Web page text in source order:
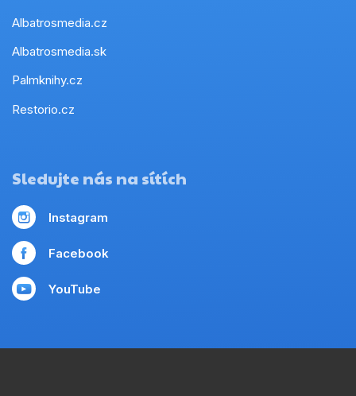
Albatrosmedia.cz
Albatrosmedia.sk
Palmknihy.cz
Restorio.cz
Sledujte nás na sítích
Instagram
Facebook
YouTube